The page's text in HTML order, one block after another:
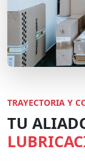
TRAYECTORIA Y
TU